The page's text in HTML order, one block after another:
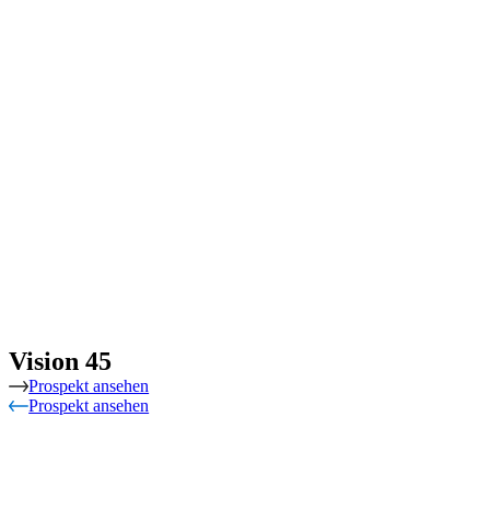
Vision 45
Prospekt ansehen
Prospekt ansehen